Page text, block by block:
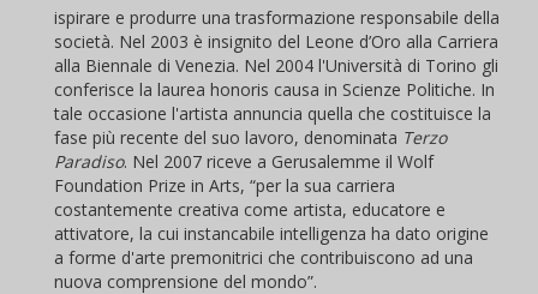
ispirare e produrre una trasformazione responsabile della
società. Nel 2003 è insignito del Leone d’Oro alla Carriera
alla Biennale di Venezia. Nel 2004 l'Università di Torino gli
conferisce la laurea honoris causa in Scienze Politiche. In
tale occasione l'artista annuncia quella che costituisce la
fase più recente del suo lavoro, denominata Terzo
Paradiso. Nel 2007 riceve a Gerusalemme il Wolf
Foundation Prize in Arts, “per la sua carriera
costantemente creativa come artista, educatore e
attivatore, la cui instancabile intelligenza ha dato origine
a forme d'arte premonitrici che contribuiscono ad una
nuova comprensione del mondo”.